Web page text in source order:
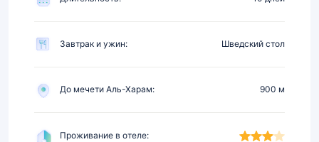
Завтрак и ужин: Шведский стол
До мечети Аль-Харам: 900 м
Проживание в отеле: